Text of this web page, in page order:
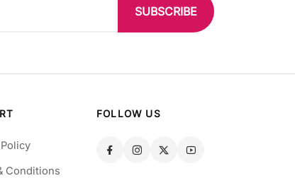
SUBSCRIBE
Conditions
FOLLOW US